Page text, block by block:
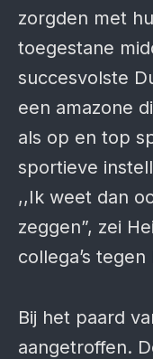
zorgden met
toegestane
succesvolste
een amazone
als op en top
sportieve
,,Ik weet dan
zeggen”, zei
collega’s
Bij het paard
aangetroffen.